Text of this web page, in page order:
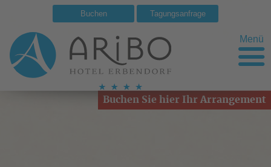
Buchen Tagungsanfrage
Menü
Buchen Sie hier Ihr Arrangement